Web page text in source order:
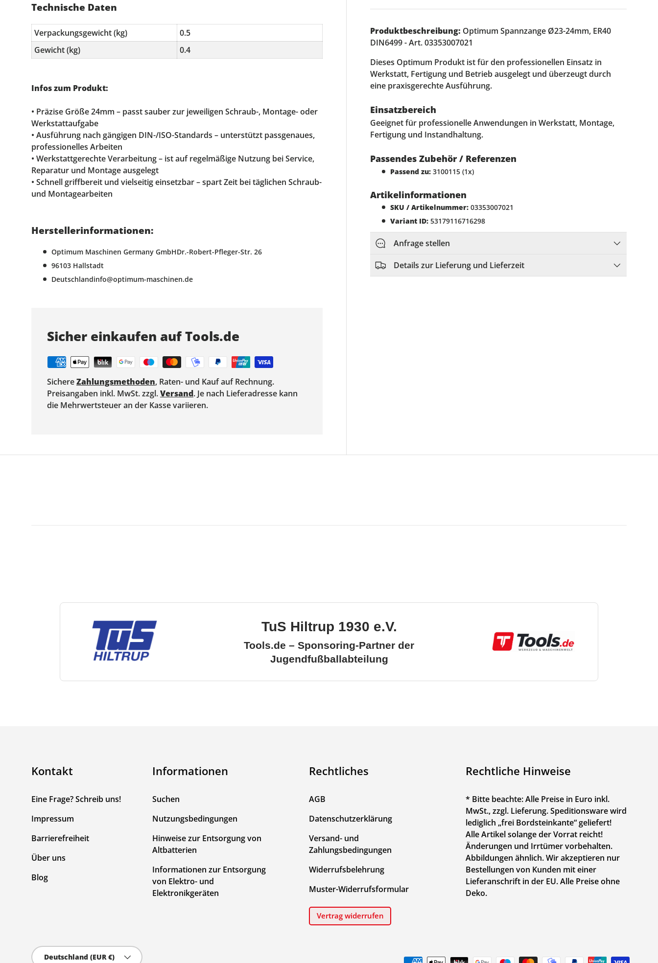
Produktbeschreibung: Optimum Spannzange Ø23-24mm, ER40
DIN6499 - Art. 03353007021
Dieses Optimum Produkt ist für den professionellen Einsatz in
Werkstatt, Fertigung und Betrieb ausgelegt und überzeugt durch
eine praxisgerechte Ausführung.
Einsatzbereich
Geeignet für professionelle Anwendungen in Werkstatt, Montage,
Fertigung und Instandhaltung.
Passendes Zubehör / Referenzen
Passend zu: 3100115 (1x)
Artikelinformationen
SKU / Artikelnummer: 03353007021
Variant ID: 53179116716298
Anfrage stellen
Details zur Lieferung und Lieferzeit
Technische Daten
Verpackungsgewicht (kg)
0.5
Gewicht (kg)
0.4
Infos zum Produkt:
• Präzise Größe 24mm – passt sauber zur jeweiligen Schraub-, Montage- oder
Werkstattaufgabe
• Ausführung nach gängigen DIN-/ISO-Standards – unterstützt passgenaues,
professionelles Arbeiten
• Werkstattgerechte Verarbeitung – ist auf regelmäßige Nutzung bei Service,
Reparatur und Montage ausgelegt
• Schnell griffbereit und vielseitig einsetzbar – spart Zeit bei täglichen Schraub-
und Montagearbeiten
Herstellerinformationen:
Optimum Maschinen Germany GmbHDr.-Robert-Pfleger-Str. 26
96103 Hallstadt
Deutschlandinfo@optimum-maschinen.de
Sicher einkaufen auf Tools.de
SichereZahlungsmethoden, Raten- und Kauf auf Rechnung.
Preisangaben inkl. MwSt. zzgl.Versand. Je nach Lieferadresse kann
die Mehrwertsteuer an der Kasse variieren.
TuS Hiltrup 1930 e.V.
Tools.de – Sponsoring-Partner der
Jugendfußballabteilung
Kontakt
Eine Frage? Schreib uns!
Impressum
Barrierefreiheit
Über uns
Blog
Informationen
Suchen
Nutzungsbedingungen
Hinweise zur Entsorgung von
Altbatterien
Informationen zur Entsorgung
von Elektro- und
Elektronikgeräten
Rechtliches
AGB
Datenschutzerklärung
Versand- und
Zahlungsbedingungen
Widerrufsbelehrung
Muster-Widerrufsformular
Vertrag widerrufen
Rechtliche Hinweise
* Bitte beachte: Alle Preise in Euro inkl.
MwSt., zzgl. Lieferung. Speditionsware wird
lediglich „frei Bordsteinkante“ geliefert!
Alle Artikel solange der Vorrat reicht!
Änderungen und Irrtümer vorbehalten.
Abbildungen ähnlich. Wir akzeptieren nur
Bestellungen von Kunden mit einer
Lieferanschrift in der EU. Alle Preise ohne
Deko.
Land/Region
Deutschland (EUR €)